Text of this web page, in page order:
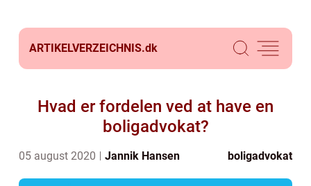
ARTIKELVERZEICHNIS.dk
Hvad er fordelen ved at have en
boligadvokat?
05 august 2020 Jannik Hansen boligadvokat